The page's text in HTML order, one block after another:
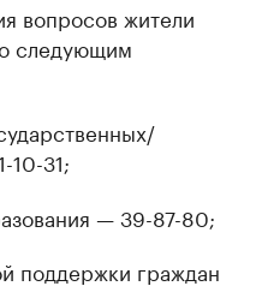
вопросов жители
следующим
10-31;
— 39-87-80;
поддержки граждан